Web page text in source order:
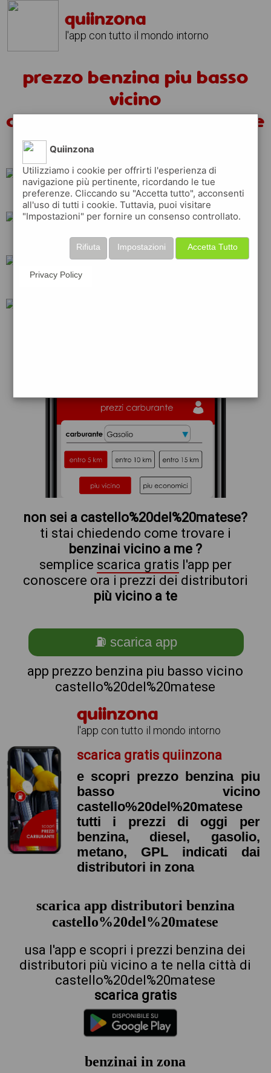
quiinzona
l'app con tutto il mondo intorno
prezzo benzina piu basso
vicino
castello%20del%20matese
erg api repsol
shell eni
tamoil
non sei a castello%20del%20matese?
ti stai chiedendo come trovare i
benzinai vicino a me ?
semplice scarica gratis l'app per
conoscere ora i prezzi dei distributori
più vicino a te
⛽ scarica app
app prezzo benzina piu basso vicino
castello%20del%20matese
quiinzona
l'app con tutto il mondo intorno
scarica gratis quiinzona
e scopri prezzo benzina piu
basso vicino
castello%20del%20matese
tutti i prezzi di oggi per
benzina, diesel, gasolio,
metano, GPL indicati dai
distributori in zona
scarica app distributori benzina
castello%20del%20matese
usa l'app e scopri i prezzi benzina dei
distributori più vicino a te nella città di
castello%20del%20matese
scarica gratis
benzinai in zona
Quiinzona
Utilizziamo i cookie per offrirti l'esperienza di
navigazione più pertinente, ricordando le tue
preferenze. Cliccando su "Accetta tutto", acconsenti
all'uso di tutti i cookie. Tuttavia, puoi visitare
"Impostazioni" per fornire un consenso controllato.
Accetta Tutto
Impostazioni
Rifiuta
Privacy Policy